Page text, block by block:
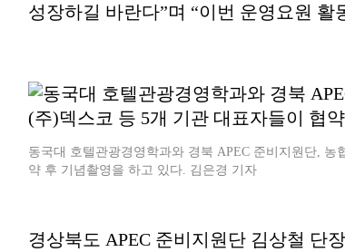
성장하길 바란다”며 “이번 운영요원
동국대 호텔관광경영학과와 경북 APEC 준비지원단,
약 후 기념촬영을 하고 있다. 김은경 기자
경상북도 APEC 준비지원단 김상철 단